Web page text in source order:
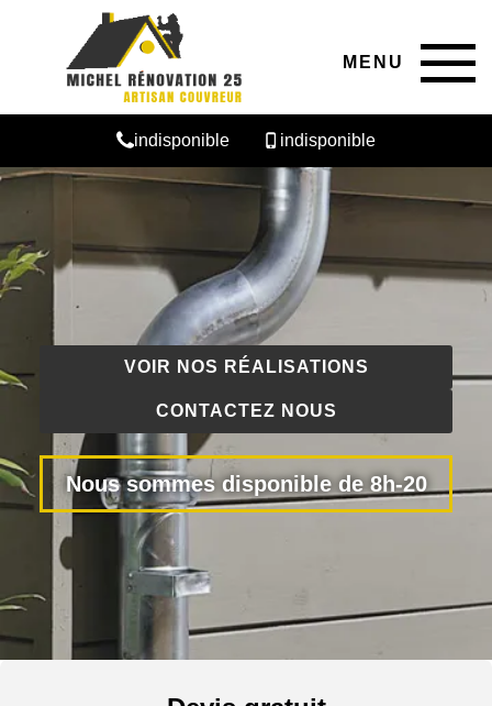
MENU
indisponible indisponible
VOIR NOS RÉALISATIONS
CONTACTEZ NOUS
Nous sommes disponible de 8h-20